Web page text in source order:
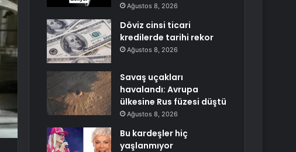
Ağustos 8, 2026
Döviz cinsi ticari
kredilerde tarihi rekor
Ağustos 8, 2026
Savaş uçakları
havalandı: Avrupa
ülkesine Rus füzesi düştü
Ağustos 8, 2026
Bu kardeşler hiç
yaşlanmıyor